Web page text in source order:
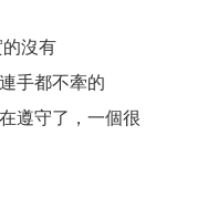
沒有
手都不牽的
遵守了，一個很